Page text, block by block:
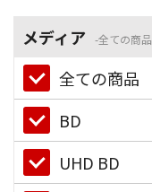
メディア 全ての商品
全ての商品
BD
UHD BD